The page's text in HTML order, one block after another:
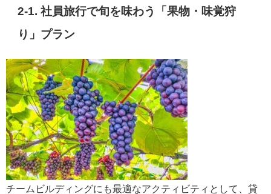
2-1. 社員旅行で旬を味わう「果物・味覚狩
り」プラン
チームビルディングにも最適なアクティビティとして、貸